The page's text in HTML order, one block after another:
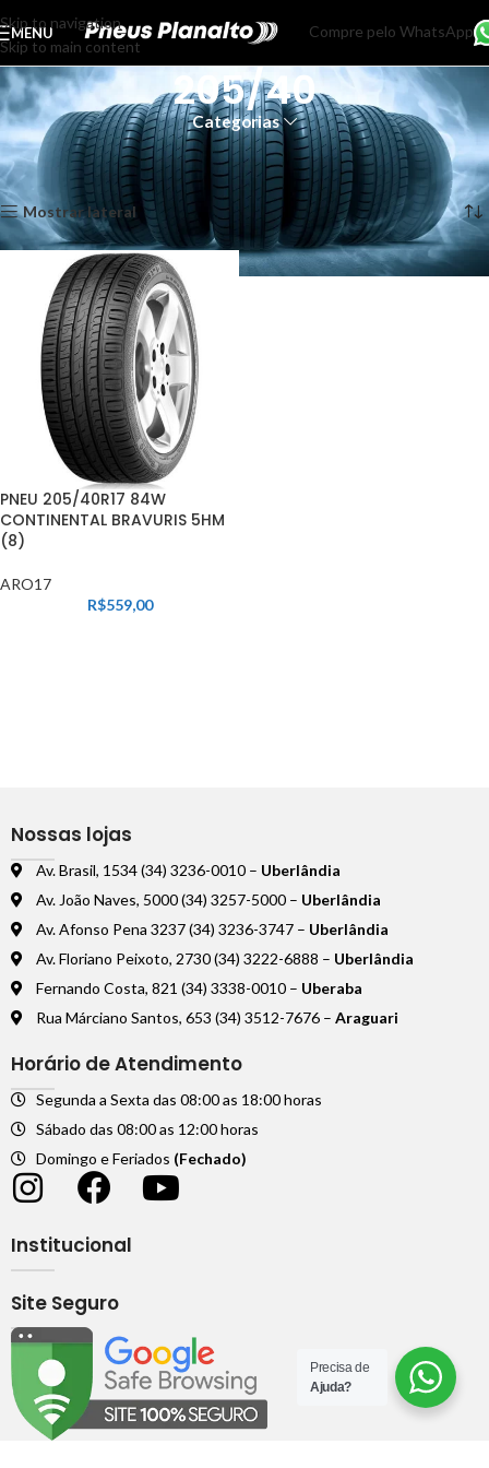
Skip to navigation
Skip to main content
MENU Compre pelo WhatsApp
205/40
Categorias
Início Produtos marcados com a tag “205/40”
Exibindo um único resultado
Mostrar lateral
PNEU 205/40R17 84W
CONTINENTAL BRAVURIS 5HM
(8)
ARO17
R$559,00
Nossas lojas
Av. Brasil, 1534 (34) 3236-0010 – Uberlândia
Av. João Naves, 5000 (34) 3257-5000 – Uberlândia
Av. Afonso Pena 3237 (34) 3236-3747 – Uberlândia
Av. Floriano Peixoto, 2730 (34) 3222-6888 – Uberlândia
Fernando Costa, 821 (34) 3338-0010 – Uberaba
Rua Márciano Santos, 653 (34) 3512-7676 – Araguari
Horário de Atendimento
Segunda a Sexta das 08:00 as 18:00 horas
Sábado das 08:00 as 12:00 horas
Domingo e Feriados (Fechado)
Institucional
Site Seguro
Precisa de
Ajuda?